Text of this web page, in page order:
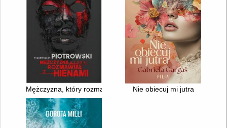
Mężczyzna, który rozmawiał z hienamiNie obiecuj mi jutra